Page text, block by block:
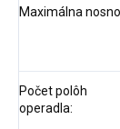
Maximálna
Počet polôh
operadla: